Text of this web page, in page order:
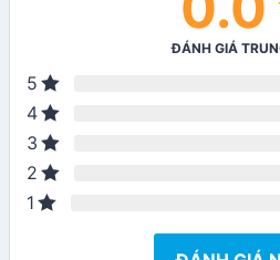
ĐÁNH GIÁ
5
4
3
2
1